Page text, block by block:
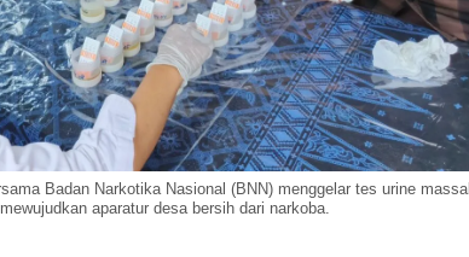
Badan Narkotika Nasional (BNN) menggelar tes urine massal
aparatur desa bersih dari narkoba.